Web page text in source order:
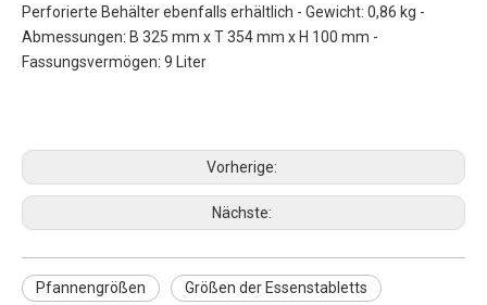
Perforierte Behälter ebenfalls erhältlich - Gewicht: 0,86 kg -
Abmessungen: B 325 mm x T 354 mm x H 100 mm -
Fassungsvermögen: 9 Liter
Vorherige:
Nächste:
Pfannengrößen Größen der Essenstabletts